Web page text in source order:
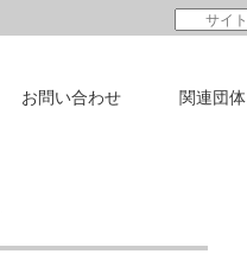
お問い合わせ 関連団体